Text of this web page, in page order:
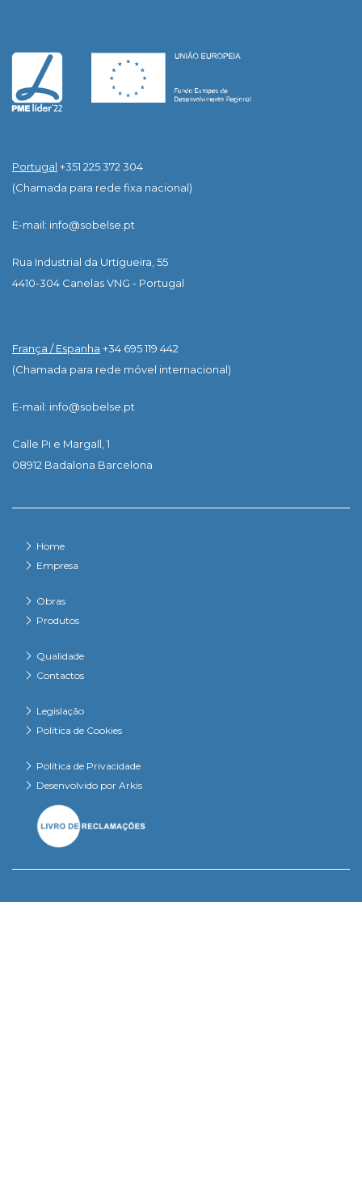
Portugal +351 225 372 304
(Chamada para rede fixa nacional)
E-mail: info@sobelse.pt
Rua Industrial da Urtigueira, 55
4410-304 Canelas VNG - Portugal
França / Espanha +34 695 119 442
(Chamada para rede móvel internacional)
E-mail: info@sobelse.pt
Calle Pi e Margall, 1
08912 Badalona Barcelona
Home
Empresa
Obras
Produtos
Qualidade
Contactos
Legislação
Política de Cookies
Política de Privacidade
Desenvolvido por Arkis